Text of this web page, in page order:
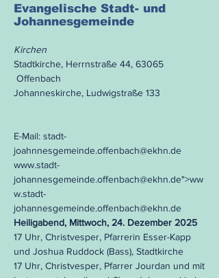
Evangelische Stadt- und
Johannesgemeinde
Kirchen
Stadtkirche, Herrnstraße 44, 63065
Offenbach
Johanneskirche, Ludwigstraße 133
E-Mail: stadt-
joahnnesgemeinde.offenbach@ekhn.de
www.stadt-
johannesgemeinde.offenbach@ekhn.de">ww
w.stadt-
johannesgemeinde.offenbach@ekhn.de
Heiligabend, Mittwoch, 24. Dezember 2025
17 Uhr, Christvesper, Pfarrerin Esser-Kapp
und Joshua Ruddock (Bass), Stadtkirche
17 Uhr, Christvesper, Pfarrer Jourdan und mit